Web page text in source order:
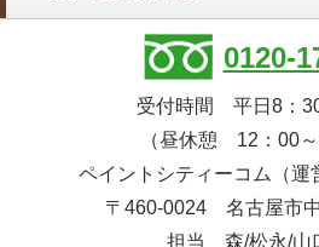
0120-
受付時間 平日8：
（昼休憩 12：00～
ペイントシティーコム（運
〒460-0024 名古屋市
担当 森/松永/山